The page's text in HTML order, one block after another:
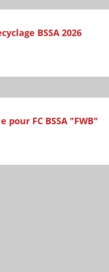
BSSA 2026
FC BSSA "FWB"